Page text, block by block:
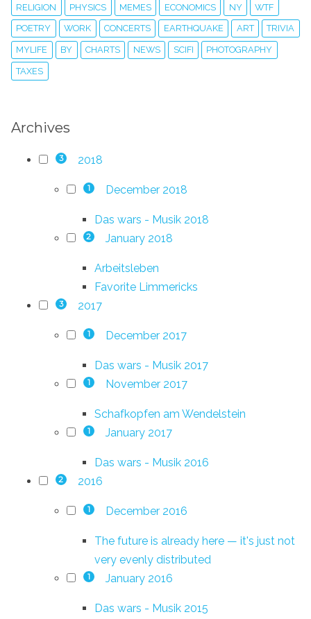
RELIGION PHYSICS MEMES ECONOMICS NY WTF
POETRY WORK CONCERTS EARTHQUAKE ART TRIVIA
MYLIFE BY CHARTS NEWS SCIFI PHOTOGRAPHY
TAXES
Archives
3 2018
1 December 2018
Das wars - Musik 2018
2 January 2018
Arbeitsleben
Favorite Limmericks
3 2017
1 December 2017
Das wars - Musik 2017
1 November 2017
Schafkopfen am Wendelstein
1 January 2017
Das wars - Musik 2016
2 2016
1 December 2016
The future is already here — it's just not
very evenly distributed
1 January 2016
Das wars - Musik 2015